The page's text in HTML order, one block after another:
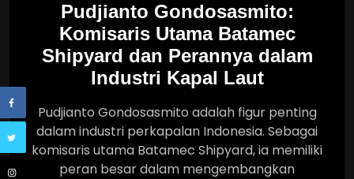
Pudjianto Gondosasmito:
Komisaris Utama Batamec
Shipyard dan Perannya dalam
Industri Kapal Laut
Pudjianto Gondosasmito adalah figur penting
dalam industri perkapalan Indonesia. Sebagai
komisaris utama Batamec Shipyard, ia memiliki
peran besar dalam mengembangkan